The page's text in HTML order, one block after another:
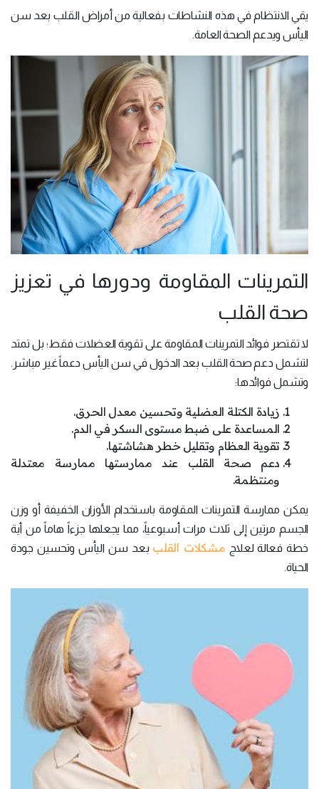
يقي الانتظام في هذه النشاطات بفعالية من أمراض القلب بعد سن
اليأس ويدعم الصحة العامة.
التمرينات المقاومة ودورها في تعزيز
صحة القلب
لا تقتصر فوائد التمرينات المقاومة على تقوية العضلات فقط؛ بل تمتد
لتشمل دعم صحة القلب بعد الدخول في سن اليأس دعماً غير مباشر.
وتشمل فوائدها:
زيادة الكتلة العضلية وتحسين معدل الحرق.
المساعدة على ضبط مستوى السكر في الدم.
تقوية العظام وتقليل خطر هشاشتها.
دعم صحة القلب عند ممارستها ممارسة معتدلة
ومنتظمة.
يمكن ممارسة التمرينات المقاومة باستخدام الأوزان الخفيفة أو وزن
الجسم مرتين إلى ثلاث مرات أسبوعياً، مما يجعلها جزءاً هاماً من أية
خطة فعالة لعلاج مشكلات القلب بعد سن اليأس وتحسين جودة
الحياة.